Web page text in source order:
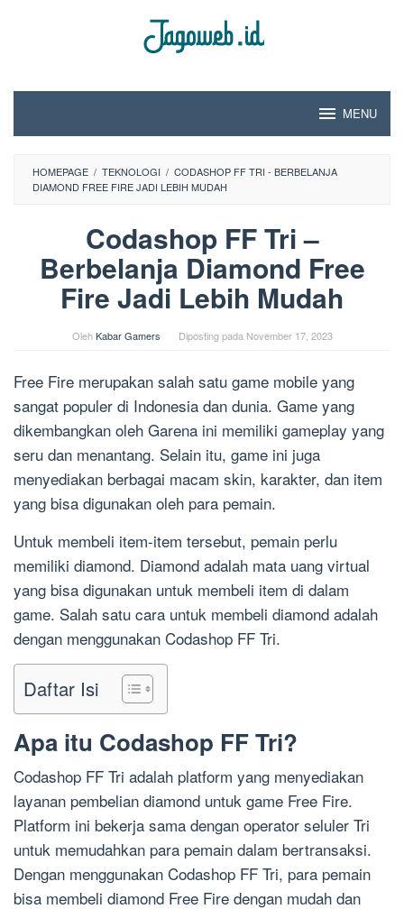
MENU
HOMEPAGE / TEKNOLOGI / CODASHOP FF TRI - BERBELANJA
DIAMOND FREE FIRE JADI LEBIH MUDAH
Codashop FF Tri –
Berbelanja Diamond Free
Fire Jadi Lebih Mudah
OlehKabar Gamers Diposting pada November 17, 2023
Free Fire merupakan salah satu game mobile yang
sangat populer di Indonesia dan dunia. Game yang
dikembangkan oleh Garena ini memiliki gameplay yang
seru dan menantang. Selain itu, game ini juga
menyediakan berbagai macam skin, karakter, dan item
yang bisa digunakan oleh para pemain.
Untuk membeli item-item tersebut, pemain perlu
memiliki diamond. Diamond adalah mata uang virtual
yang bisa digunakan untuk membeli item di dalam
game. Salah satu cara untuk membeli diamond adalah
dengan menggunakan Codashop FF Tri.
Daftar Isi
Apa itu Codashop FF Tri?
Codashop FF Tri adalah platform yang menyediakan
layanan pembelian diamond untuk game Free Fire.
Platform ini bekerja sama dengan operator seluler Tri
untuk memudahkan para pemain dalam bertransaksi.
Dengan menggunakan Codashop FF Tri, para pemain
bisa membeli diamond Free Fire dengan mudah dan